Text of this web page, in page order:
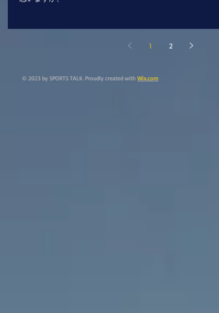
1 2
© 2023 by SPORTS TALK. Proudly created with Wix.com